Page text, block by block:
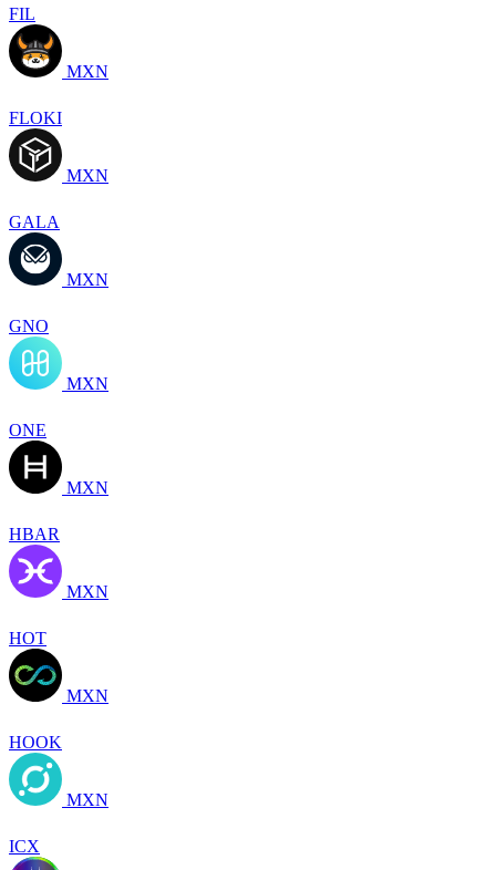
FIL
MXN
FLOKI
MXN
GALA
MXN
GNO
MXN
ONE
MXN
HBAR
MXN
HOT
MXN
HOOK
MXN
ICX